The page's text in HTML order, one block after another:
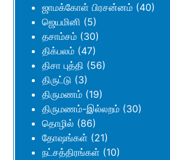
ஜாமக்கோள் பிரசன்னம் (40)
ஜெயமினி (5)
தசாம்சம் (30)
திக்பலம் (47)
திசா புத்தி (56)
திருட்டு (3)
திருமணம் (19)
திருமணம்-இல்லறம் (30)
தொழில் (86)
தோஷங்கள் (21)
நட்சத்திரங்கள் (10)